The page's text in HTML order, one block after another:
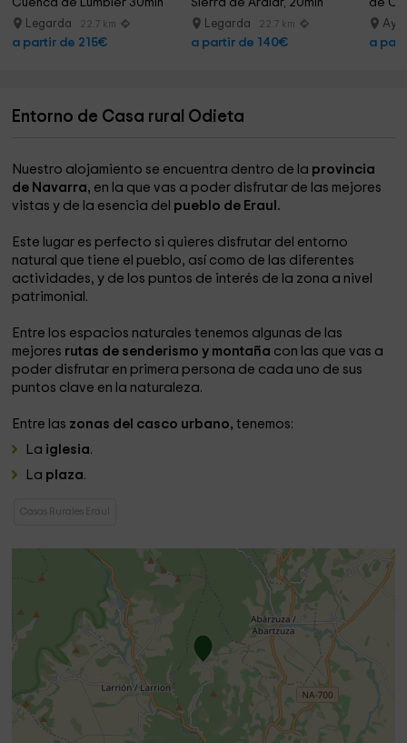
Cuenca de Lumbier 30min
Legarda 22.7 km
a partir de 215€
Sierra de Aralar, 20min
Legarda 22.7 km
a partir de 140€
de
a
Entorno de Casa rural Odieta
Nuestro alojamiento se encuentra dentro de la provincia
de Navarra, en la que vas a poder disfrutar de las mejores
vistas y de la esencia del pueblo de Eraul.
Este lugar es perfecto si quieres disfrutar del entorno
natural que tiene el pueblo, así como de las diferentes
actividades, y de los puntos de interés de la zona a nivel
patrimonial.
Entre los espacios naturales tenemos algunas de las
mejores rutas de senderismo y montaña con las que vas a
poder disfrutar en primera persona de cada uno de sus
puntos clave en la naturaleza.
Entre las zonas del casco urbano,tenemos:
La iglesia.
La plaza.
Casas Rurales Eraul